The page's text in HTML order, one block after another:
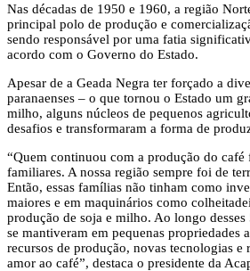
Nas décadas de 1950 e 1960, a região
principal polo de produção e
sendo responsável por uma fatia
acordo com o Governo do Estado.
Apesar de a Geada Negra ter forçado a
paranaenses – o que tornou o Estado um
milho, alguns núcleos de pequenos
desafios e transformaram a forma de
“Quem continuou com a produção do café
familiares. A nossa região sempre foi de
Então, essas famílias não tinham como
maiores e em maquinários como
produção de soja e milho. Ao longo desses
se mantiveram em pequenas propriedades
recursos de produção, novas tecnologias e
amor ao café”, destaca o presidente da